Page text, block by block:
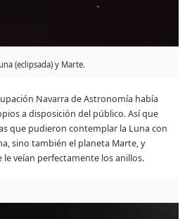
(eclipsada) y Marte.
Navarra de Astronomía había
a disposición del público. Así que
que pudieron contemplar la Luna con
sino también el planeta Marte, y
veían perfectamente los anillos.